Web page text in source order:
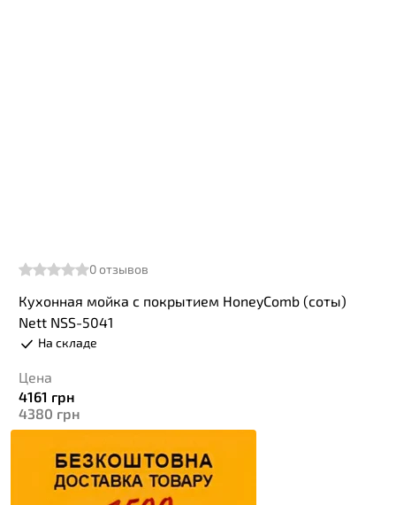
0отзывов
Кухонная мойка с покрытием HoneyComb (соты)
Nett NSS-5041
На складе
Цена
4161 грн
4380 грн